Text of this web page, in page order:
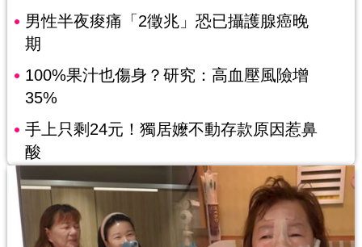
男性半夜痠痛「2徵兆」恐已攝護腺癌晚
期
100%果汁也傷身？研究：高血壓風險增
35%
手上只剩24元！獨居嬤不動存款原因惹鼻
酸